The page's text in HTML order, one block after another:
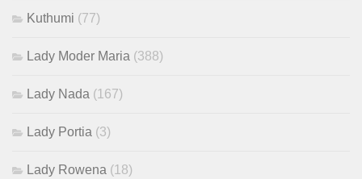
Kuthumi (77)
Lady Moder Maria (388)
Lady Nada (167)
Lady Portia (3)
Lady Rowena (18)